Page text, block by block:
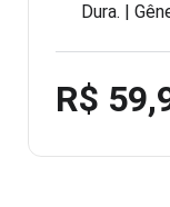
Dura. |
R$